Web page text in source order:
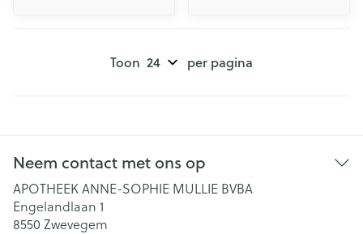
Toon per pagina
Neem contact met ons op
APOTHEEK ANNE-SOPHIE MULLIE BVBA
Engelandlaan 1
8550 Zwevegem